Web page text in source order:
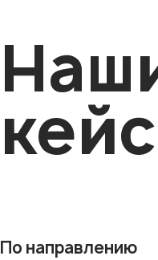
По направлению